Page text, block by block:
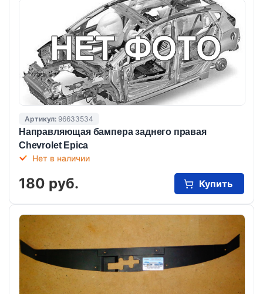
Артикул: 96633534
Направляющая бампера заднего правая
Chevrolet Epica
Нет в наличии
180 руб. Купить